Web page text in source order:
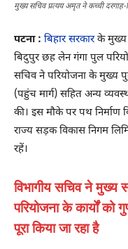
मुख्य सचिव प्रत्यय अमृत ने कच्ची दरगाह-
पटना : बिहार सरकारके मुख्य
बिदुपुर छह लेन गंगा पुल
सचिव ने परियोजना के मुख्य
(पहुंच मार्ग) सहित अन्य
की। इस मौके पर पथ
राज्य सड़क विकास निगम
रहें।
विभागीय सचिव ने मुख्य
परियोजना के कार्यों को
पूरा किया जा रहा है